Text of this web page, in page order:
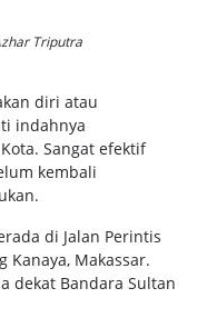
Triputra
diri atau
indahnya
Sangat efektif
kembali
di Jalan Perintis
Kanaya, Makassar.
dekat Bandara Sultan